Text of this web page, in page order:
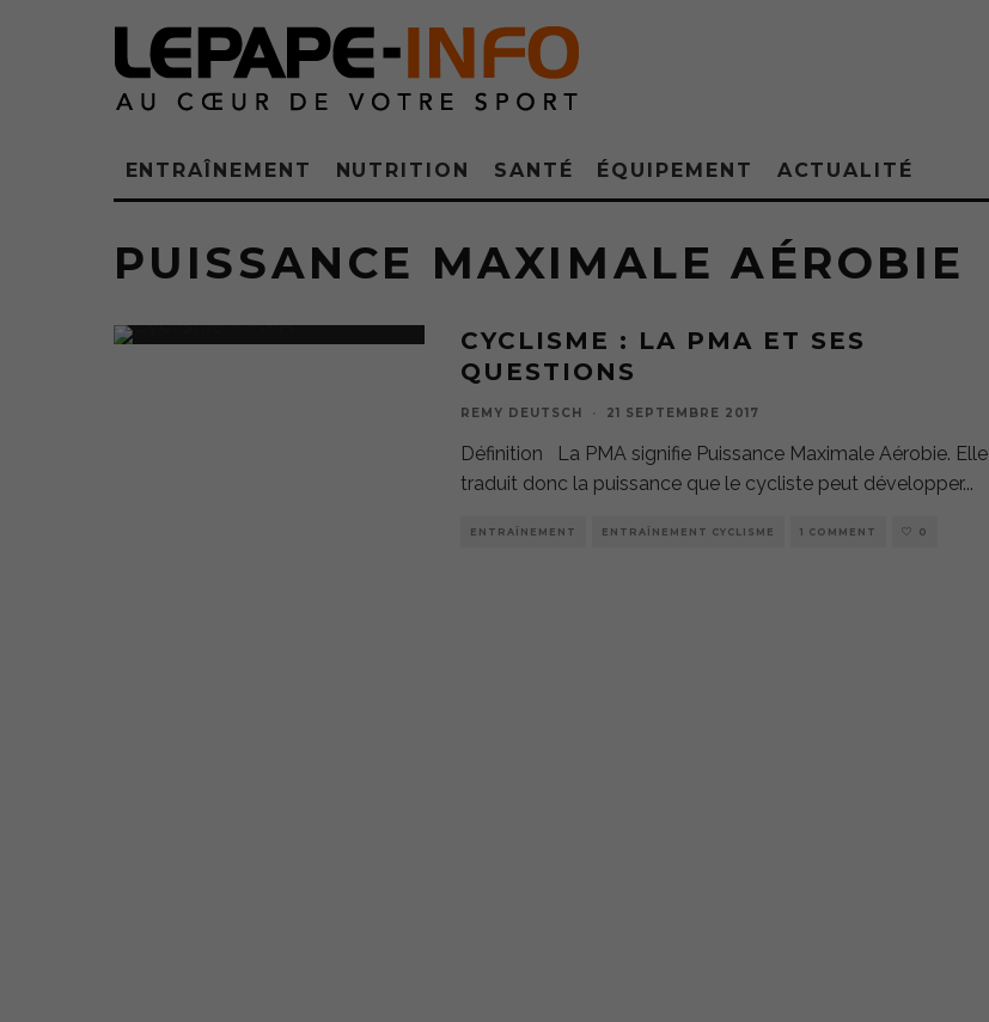
ENTRAÎNEMENT NUTRITION SANTÉ ÉQUIPEMENT ACTUALITÉ
PUISSANCE MAXIMALE AÉROBIE
CYCLISME : LA PMA ET SES
QUESTIONS
REMY DEUTSCH · 21 SEPTEMBRE 2017
Définition La PMA signifie Puissance Maximale Aérobie. Elle
traduit donc la puissance que le cycliste peut développer...
ENTRAÎNEMENT ENTRAÎNEMENT CYCLISME 1 COMMENT 0